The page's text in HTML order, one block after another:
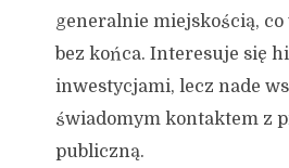
generalnie miejskością, co
bez końca. Interesuje się
inwestycjami, lecz nade
świadomym kontaktem z
publiczną.